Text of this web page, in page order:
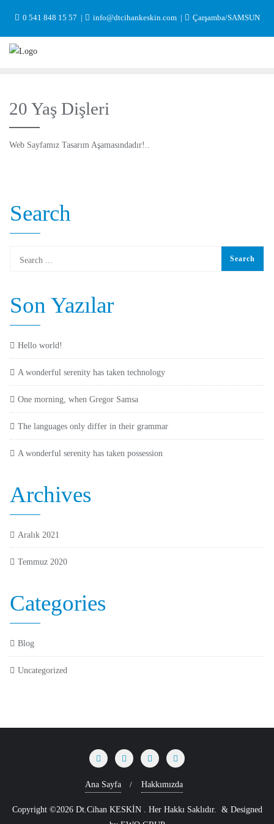
content
0 541 848 15 57 info@dtcihankeskin.com Çarşamba/SAMSUN
20 Yaş Dişleri
Web Sayfamız Tasarım Aşamasındadır!..
Search
Son Yazılar
Hello world!
A wonderful serenity has taken technology
One morning, when Gregor Samsa
The languages only differ in their grammar
A wonderful serenity has taken possession
Archives
Aralık 2021
Temmuz 2020
Categories
Blog
Uncategorized
Ana Sayfa Hakkımızda
Copyright ©2026 Dt.Cihan KESKİN . Her Hakkı Saklıdır. & Designed